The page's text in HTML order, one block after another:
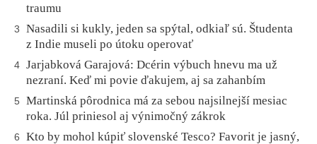
traumu
3
Nasadili si kukly, jeden sa spýtal, odkiaľ sú. Študenta
z Indie museli po útoku operovať
4 Jarjabková Garajová: Dcérin výbuch hnevu ma už
nezraní. Keď mi povie ďakujem, aj sa zahanbím
5
Martinská pôrodnica má za sebou najsilnejší mesiac
roka. Júl priniesol aj výnimočný zákrok
6
Kto by mohol kúpiť slovenské Tesco? Favorit je jasný,